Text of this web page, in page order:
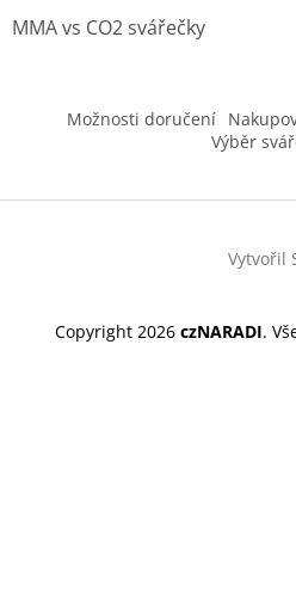
MMA vs CO2 svářečky
Možnosti doručení
Výběr
Vytvořil
Copyright 2026 czNARADI.